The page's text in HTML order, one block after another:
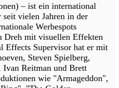
– ist ein international
seit vielen Jahren in der
Werbespots
Dreh mit visuellen Effekten
Effects Supervisor hat er mit
Steven Spielberg,
Reitman und Brett
wie "Armageddon",